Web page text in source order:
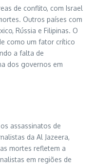
de conflito, com Israel
Outros países com
Rússia e Filipinas. O
como um fator crítico
a falta de
dos governos em
assassinatos de
da Al Jazeera,
mortes refletem a
em regiões de